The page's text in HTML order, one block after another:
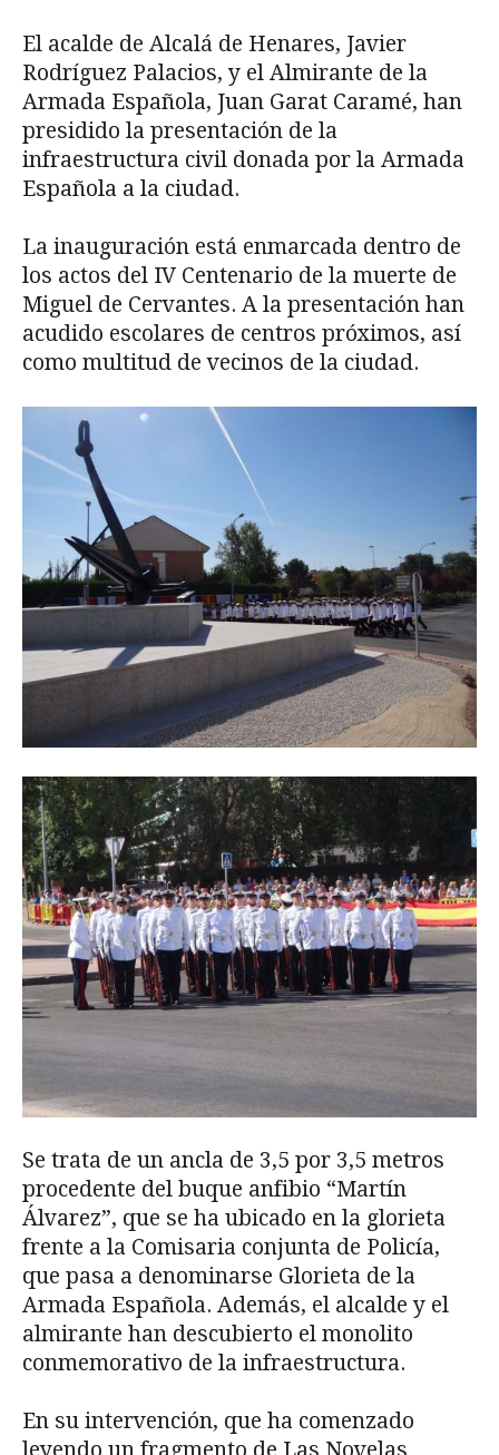
El acalde de Alcalá de Henares, Javier
Rodríguez Palacios, y el Almirante de la
Armada Española, Juan Garat Caramé, han
presidido la presentación de la
infraestructura civil donada por la Armada
Española a la ciudad.
La inauguración está enmarcada dentro de
los actos del IV Centenario de la muerte de
Miguel de Cervantes. A la presentación han
acudido escolares de centros próximos, así
como multitud de vecinos de la ciudad.
Se trata de un ancla de 3,5 por 3,5 metros
procedente del buque anfibio “Martín
Álvarez”, que se ha ubicado en la glorieta
frente a la Comisaria conjunta de Policía,
que pasa a denominarse Glorieta de la
Armada Española. Además, el alcalde y el
almirante han descubierto el monolito
conmemorativo de la infraestructura.
En su intervención, que ha comenzado
leyendo un fragmento de Las Novelas